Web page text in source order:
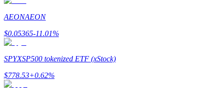
Cochon de puissance
Gagnez quotidiennement des récompenses compétitives
AEONAEON
$0.05365-11.01%
SPYXSP500 tokenized ETF (xStock)
$778.53+0.62%